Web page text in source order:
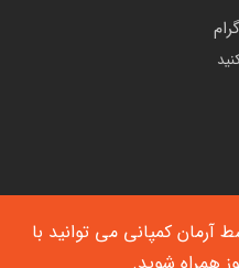
آرمان کمپانی می توانید با